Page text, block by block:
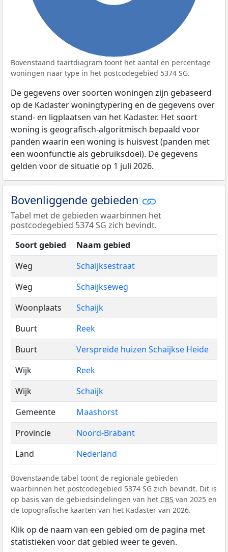
Bovenstaand taartdiagram toont het aantal en percentage
woningen naar type in het postcodegebied 5374 SG.
De gegevens over soorten woningen zijn gebaseerd
op de Kadaster woningtypering en de gegevens over
stand- en ligplaatsen van het Kadaster. Het soort
woning is geografisch-algoritmisch bepaald voor
panden waarin een woning is huisvest (panden met
een woonfunctie als gebruiksdoel). De gegevens
gelden voor de situatie op 1 juli 2026.
Bovenliggende gebieden
Tabel met de gebieden waarbinnen het
postcodegebied 5374 SG zich bevindt.
Soort gebied
Naam gebied
Weg
Schaijksestraat
Weg
Schaijkseweg
Woonplaats
Schaijk
Buurt
Reek
Buurt
Verspreide huizen Schaijkse Heide
Wijk
Reek
Wijk
Schaijk
Gemeente
Maashorst
Provincie
Noord-Brabant
Land
Nederland
Bovenstaande tabel toont de regionale gebieden
waarbinnen het postcodegebied 5374 SG zich bevindt. Dit is
op basis van de gebiedsindelingen van het CBS van 2025 en
de topografische kaarten van het Kadaster van 2026.
Klik op de naam van een gebied om de pagina met
statistieken voor dat gebied weer te geven.